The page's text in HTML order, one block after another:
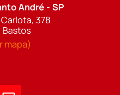
André - SP
378
Bastos
mapa)